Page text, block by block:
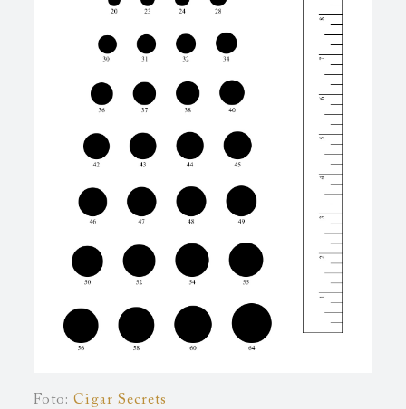
Foto: Cigar Secrets